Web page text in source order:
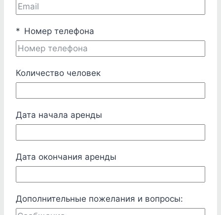
Номер телефона
Количество человек
Дата начала аренды
Дата окончания аренды
Дополнительные пожелания и вопросы: